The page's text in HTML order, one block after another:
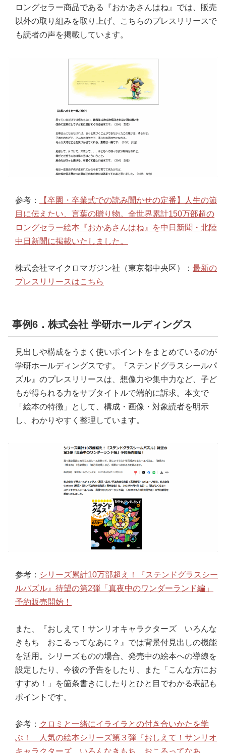
ロングセラー商品である『おかあさんはね』では、販売
以外の取り組みを取り上げ、こちらのプレスリリースで
も読者の声を掲載しています。
参考：
【卒園・卒業式での読み聞かせの定番】人生の節
目に伝えたい、言葉の贈り物。全世界累計150万部超の
ロングセラー絵本『おかあさんはね』を中日新聞・北陸
中日新聞に掲載いたしました。
株式会社マイクロマガジン社（東京都中央区）： 最新の
プレスリリースはこちら
事例6．株式会社 学研ホールディングス
見出しや構成をうまく使いポイントをまとめているのが
学研ホールディングスです。『ステンドグラスシールパ
ズル』のプレスリリースは、想像力や集中力など、子ど
もが得られる力をサブタイトルで端的に訴求。本文で
「絵本の特徴」として、構成・画像・対象読者を明示
し、わかりやすく整理しています。
参考： シリーズ累計10万部超え！『ステンドグラスシー
ルパズル』待望の第2弾「真夜中のワンダーランド編」
予約販売開始！
また、『おしえて！サンリオキャラクターズ いろんな
きもち おこるってなあに？』では背景付見出しの機能
を活用。シリーズものの場合、発売中の絵本への導線を
設定したり、今後の予告をしたり、また「こんな方にお
すすめ！」を箇条書きにしたりとひと目でわかる表記も
ポイントです。
参考： クロミと一緒にイライラとの付き合いかたを学
ぶ！ 人気の絵本シリーズ第３弾『おしえて！サンリオ